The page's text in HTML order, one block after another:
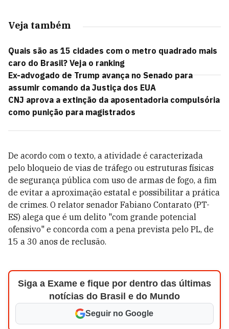
Veja também
Quais são as 15 cidades com o metro quadrado mais
caro do Brasil? Veja o ranking
Ex-advogado de Trump avança no Senado para
assumir comando da Justiça dos EUA
CNJ aprova a extinção da aposentadoria compulsória
como punição para magistrados
De acordo com o texto, a atividade é caracterizada
pelo bloqueio de vias de tráfego ou estruturas físicas
de segurança pública com uso de armas de fogo, a fim
de evitar a aproximação estatal e possibilitar a prática
de crimes. O relator senador Fabiano Contarato (PT-
ES) alega que é um delito "com grande potencial
ofensivo" e concorda com a pena prevista pelo PL, de
15 a 30 anos de reclusão.
Siga a Exame e fique por dentro das últimas
notícias do Brasil e do Mundo
Seguir no Google